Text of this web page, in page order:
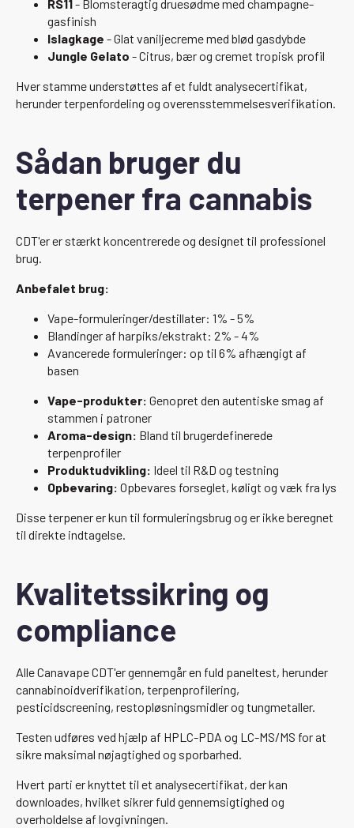
RS11 - Blomsteragtig druesødme med champagne-
gasfinish
Islagkage - Glat vaniljecreme med blød gasdybde
Jungle Gelato - Citrus, bær og cremet tropisk profil
Hver stamme understøttes af et fuldt analysecertifikat,
herunder terpenfordeling og overensstemmelsesverifikation.
Sådan bruger du
terpener fra cannabis
CDT'er er stærkt koncentrerede og designet til professionel
brug.
Anbefalet brug:
Vape-formuleringer/destillater: 1% - 5%
Blandinger af harpiks/ekstrakt: 2% - 4%
Avancerede formuleringer: op til 6% afhængigt af
basen
Vape-produkter: Genopret den autentiske smag af
stammen i patroner
Aroma-design: Bland til brugerdefinerede
terpenprofiler
Produktudvikling: Ideel til R&D og testning
Opbevaring: Opbevares forseglet, køligt og væk fra lys
Disse terpener er kun til formuleringsbrug og er ikke beregnet
til direkte indtagelse.
Kvalitetssikring og
compliance
Alle Canavape CDT'er gennemgår en fuld paneltest, herunder
cannabinoidverifikation, terpenprofilering,
pesticidscreening, restopløsningsmidler og tungmetaller.
Testen udføres ved hjælp af HPLC-PDA og LC-MS/MS for at
sikre maksimal nøjagtighed og sporbarhed.
Hvert parti er knyttet til et analysecertifikat, der kan
downloades, hvilket sikrer fuld gennemsigtighed og
overholdelse af lovgivningen.